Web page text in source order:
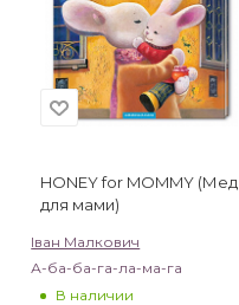
HONEY for MOMMY (Мед
для мами)
Іван Малкович
А-ба-ба-га-ла-ма-га
В наличии